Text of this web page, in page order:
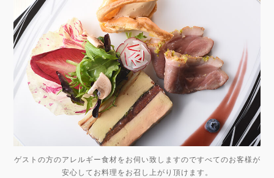
ゲストの方のアレルギー食材をお伺い致しますのですべてのお客様が
安心してお料理をお召し上がり頂けます。